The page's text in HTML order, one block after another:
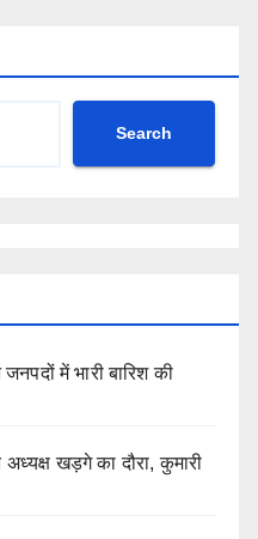
Search
में भारी बारिश की
अध्यक्ष खड़गे का दौरा, कुमारी